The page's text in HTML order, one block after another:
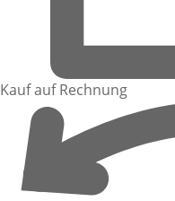
Kauf auf Rechnung